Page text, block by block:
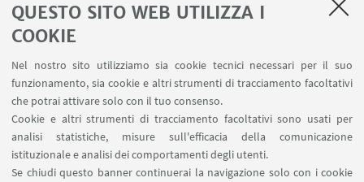
QUESTO SITO WEB UTILIZZA I
COOKIE
Nel nostro sito utilizziamo sia cookie tecnici necessari per il suo
funzionamento, sia cookie e altri strumenti di tracciamento facoltativi
che potrai attivare solo con il tuo consenso.
Cookie e altri strumenti di tracciamento facoltativi sono usati per
analisi statistiche, misure sull'efficacia della comunicazione
istituzionale e analisi dei comportamenti degli utenti.
Se chiudi questo banner continuerai la navigazione solo con i cookie
Direttivo
Laura Fabbri
Marcella Brusa
Samuele Sanna